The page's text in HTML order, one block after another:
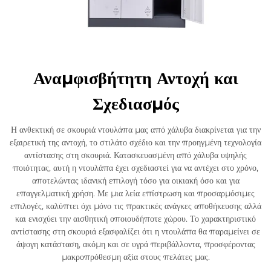
Αναμφισβήτητη Αντοχή και
Σχεδιασμός
Η ανθεκτική σε σκουριά ντουλάπα μας από χάλυβα διακρίνεται για την
εξαιρετική της αντοχή, το στιλάτο σχέδιο και την προηγμένη τεχνολογία
αντίστασης στη σκουριά. Κατασκευασμένη από χάλυβα υψηλής
ποιότητας, αυτή η ντουλάπα έχει σχεδιαστεί για να αντέχει στο χρόνο,
αποτελώντας ιδανική επιλογή τόσο για οικιακή όσο και για
επαγγελματική χρήση. Με μια λεία επίστρωση και προσαρμόσιμες
επιλογές, καλύπτει όχι μόνο τις πρακτικές ανάγκες αποθήκευσης αλλά
και ενισχύει την αισθητική οποιουδήποτε χώρου. Το χαρακτηριστικό
αντίστασης στη σκουριά εξασφαλίζει ότι η ντουλάπα θα παραμείνει σε
άψογη κατάσταση, ακόμη και σε υγρά περιβάλλοντα, προσφέροντας
μακροπρόθεσμη αξία στους πελάτες μας.